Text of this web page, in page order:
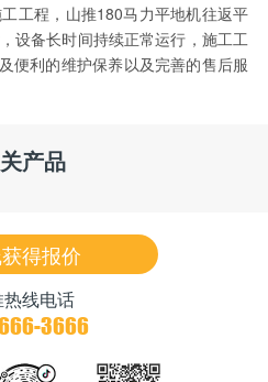
工程，山推180马力平地机往返平
设备长时间持续正常运行，施工工
便利的维护保养以及完善的售后服
产品
得报价
热线电话
3666